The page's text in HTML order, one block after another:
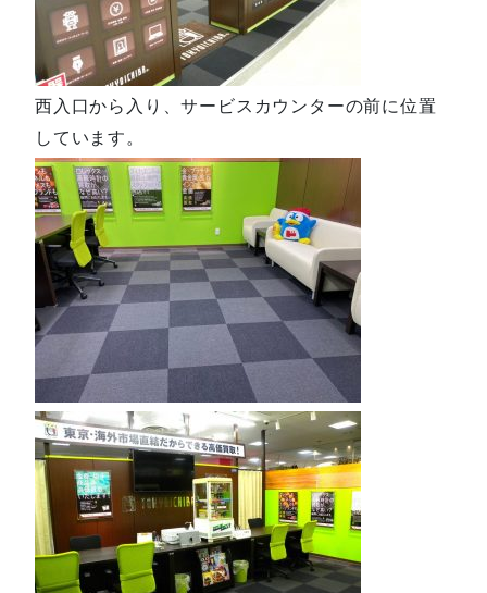
西入口から入り、サービスカウンターの前に位置
しています。